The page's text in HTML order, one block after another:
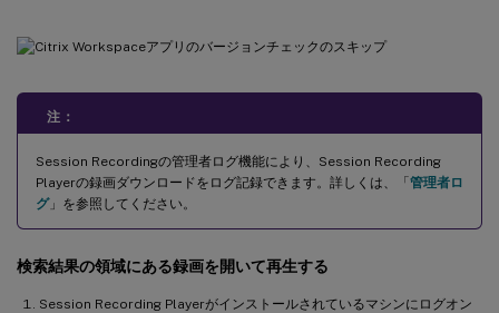
注：
Session Recordingの管理者ログ機能により、Session Recording
Playerの録画ダウンロードをログ記録できます。詳しくは、「管理者ロ
グ」を参照してください。
検索結果の領域にある録画を開いて再生する
Session Recording Playerがインストールされているマシンにログオン